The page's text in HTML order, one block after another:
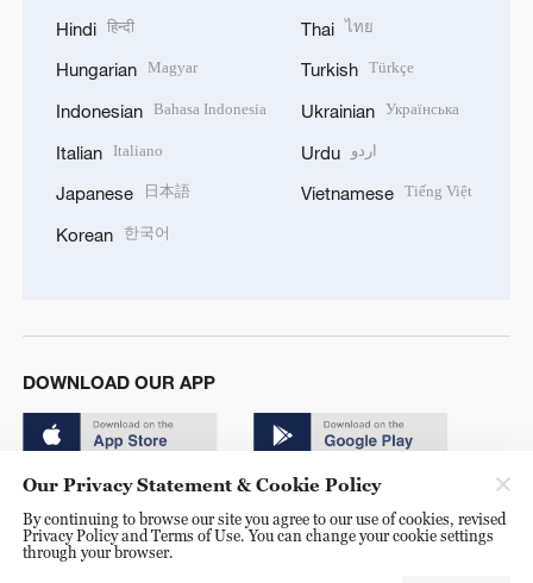
Hindi हिन्दी
Hungarian Magyar
Indonesian Bahasa Indonesia
Italian Italiano
Japanese 日本語
Korean 한국어
Thai ไทย
Turkish Türkçe
Ukrainian Українська
Urdu اردو
Vietnamese Tiếng Việt
DOWNLOAD OUR APP
© China Radio International.CRI. All Rights Reserved. 16A
Our Privacy Statement & Cookie Policy
By continuing to browse our site you agree to our use of cookies, revised
Privacy Policy and Terms of Use. You can change your cookie settings
through your browser.